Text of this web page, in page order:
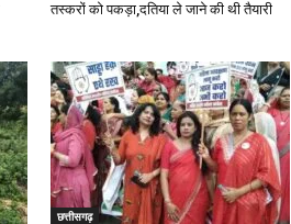
तस्करों को पकड़ा,दतिया ले जाने की थी तैयारी
छत्तीसगढ़